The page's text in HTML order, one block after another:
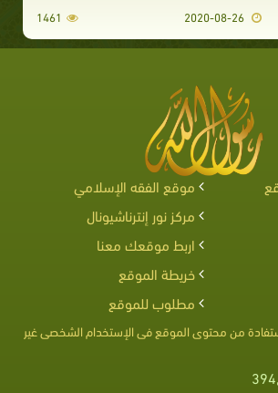
1461
موقع الفقه الإسلامي
مركز نور إنترناشيونال
اربط موقعك معنا
خريطة الموقع
مطلوب للموقع
من محتوى الموقع فى الإستخدام الشخصى غير